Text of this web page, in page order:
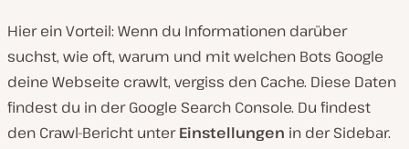
Hier ein Vorteil: Wenn du Informationen darüber
suchst, wie oft, warum und mit welchen Bots Google
deine Webseite crawlt, vergiss den Cache. Diese Daten
findest du in der Google Search Console. Du findest
den Crawl-Bericht unterEinstellungen in der Sidebar.